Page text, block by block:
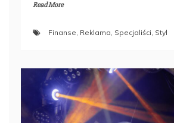
Read More
Finanse, Reklama, Specjaliści, Styl